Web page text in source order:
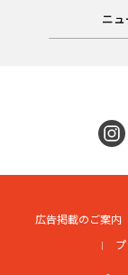
ニュ
広告掲載のご案内